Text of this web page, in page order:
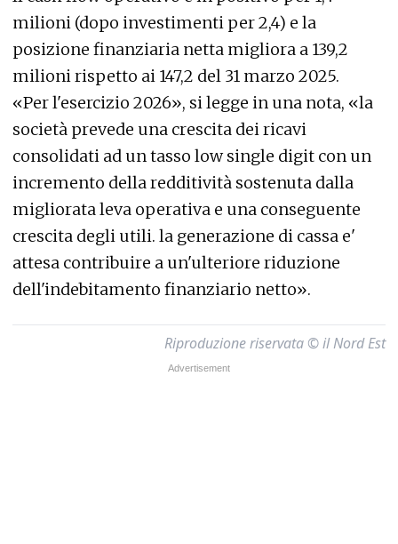
milioni (dopo investimenti per 2,4) e la
posizione finanziaria netta migliora a 139,2
milioni rispetto ai 147,2 del 31 marzo 2025.
«Per l'esercizio 2026», si legge in una nota, «la
società prevede una crescita dei ricavi
consolidati ad un tasso low single digit con un
incremento della redditività sostenuta dalla
migliorata leva operativa e una conseguente
crescita degli utili. la generazione di cassa e'
attesa contribuire a un'ulteriore riduzione
dell'indebitamento finanziario netto».
Riproduzione riservata © il Nord Est